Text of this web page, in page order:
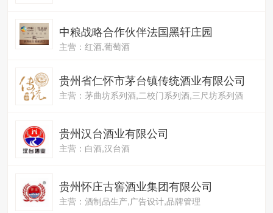
中粮战略合作伙伴法国黑轩庄园
主营：红酒,葡萄酒
贵州省仁怀市茅台镇传统酒业有限公司
主营：茅曲坊系列酒,二校门系列酒,三尺坊系列酒
贵州汉台酒业有限公司
主营：白酒,汉台酒
贵州怀庄古窖酒业集团有限公司
主营：酒制品生产,广告设计,品牌管理